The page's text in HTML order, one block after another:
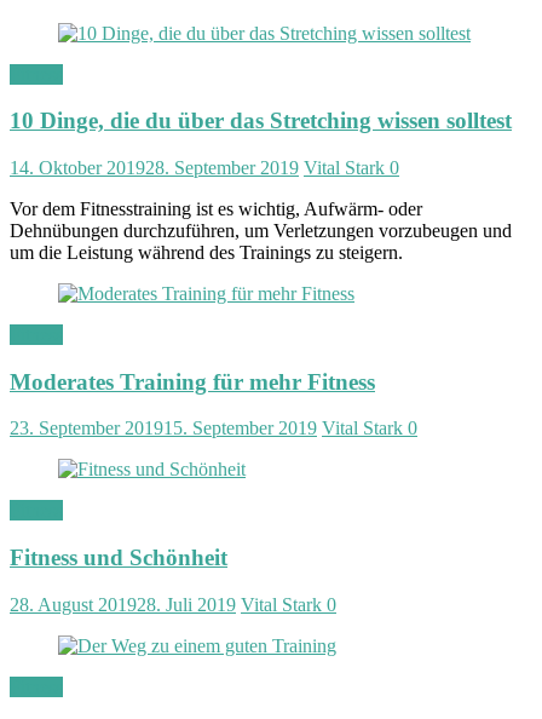
10 Dinge, die du über das Stretching wissen solltest
14. Oktober 201928. September 2019 Vital Stark 0
Vor dem Fitnesstraining ist es wichtig, Aufwärm- oder
Dehnübungen durchzuführen, um Verletzungen vorzubeugen und
um die Leistung während des Trainings zu steigern.
Moderates Training für mehr Fitness
23. September 201915. September 2019 Vital Stark 0
Fitness und Schönheit
28. August 201928. Juli 2019 Vital Stark 0